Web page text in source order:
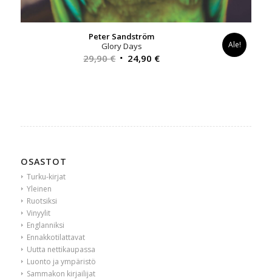
Peter Sandström
Glory Days
29,90€ Alkuperäinen
24,90 €Nykyinen
Ale!
OSASTOT
Turku-kirjat
Yleinen
Ruotsiksi
Vinyylit
Englanniksi
Ennakkotilattavat
Uutta nettikaupassa
Luonto ja ympäristö
Sammakon kirjailijat